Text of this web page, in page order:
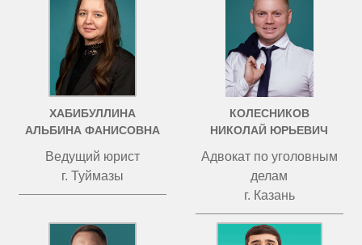
ХАБИБУЛЛИНА
АЛЬБИНА ФАНИСОВНА
Ведущий юрист
г. Туймазы
КОЛЕСНИКОВ
НИКОЛАЙ ЮРЬЕВИЧ
Адвокат по уголовным
делам
г. Казань